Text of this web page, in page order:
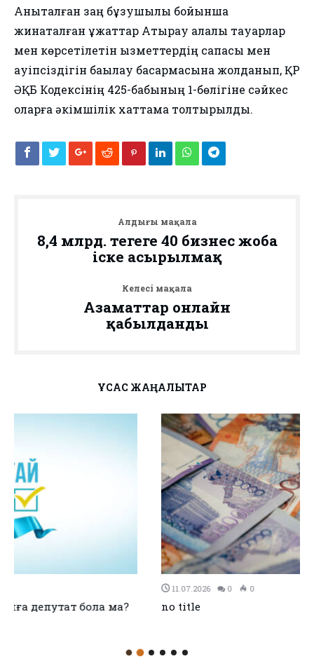
Анықталған заң бұзушылық бойынша
жинақталған құжаттар Атырау қалалық тауарлар
мен көрсетілетін қызметтердің сапасы мен
қауіпсіздігін бақылау басқармасына жолданып, ҚР
ӘҚБ Кодексінің 425-бабының 1-бөлігіне сәйкес
оларға әкімшілік хаттама толтырылды.
Алдыңғы мақала
8,4 млрд. теңгеге 40 бизнес жоба
іске асырылмақ
Келесі мақала
Азаматтар онлайн
қабылданды
ҰҚСАС ЖАҢАЛЫҚТАР
no title